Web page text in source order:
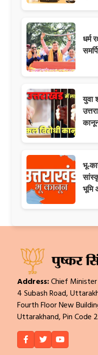
धर्म
युवा
भू-
भूमि
Address:Chief
4 Subash Road,
Fourth Floor New
Uttarakhand, Pin Code